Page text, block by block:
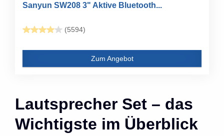
Sanyun SW208 3" Aktive Bluetooth...
(5594)
Zum Angebot
Lautsprecher Set – das
Wichtigste im Überblick